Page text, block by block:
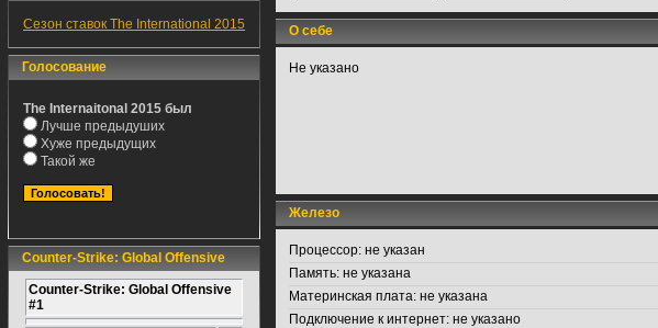
Сезон ставок The International 2015
Голосование
The Internaitonal 2015 был
Лучше предыдуших
Хуже предыдущих
Такой же
Counter-Strike: Global Offensive
Counter-Strike: Global Offensive
#1
О себе
Не указано
Железо
Процессор: не указан
Память: не указана
Материнская плата: не указана
Подключение к интернет: не указано